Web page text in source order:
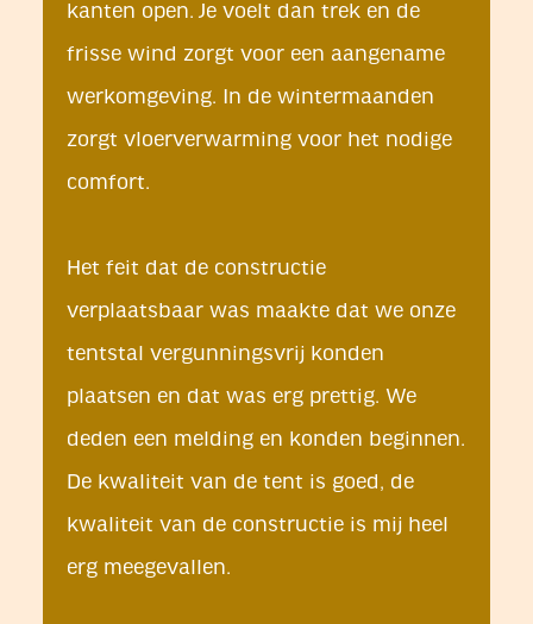
kanten open. Je voelt dan trek en de
frisse wind zorgt voor een aangename
werkomgeving. In de wintermaanden
zorgt vloerverwarming voor het nodige
comfort.
Het feit dat de constructie
verplaatsbaar was maakte dat we onze
tentstal vergunningsvrij konden
plaatsen en dat was erg prettig. We
deden een melding en konden beginnen.
De kwaliteit van de tent is goed, de
kwaliteit van de constructie is mij heel
erg meegevallen.